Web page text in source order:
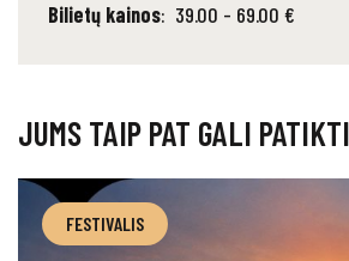
Bilietų kainos: 39.00 - 69.00 €
JUMS TAIP PAT GALI PATIKTI
FESTIVALIS